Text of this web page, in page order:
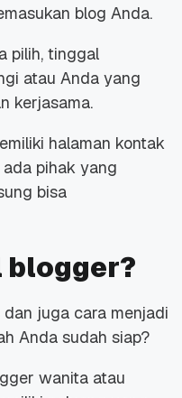
blog Anda.
pilih, tinggal
atau Anda yang
kerjasama.
halaman kontak
pihak yang
bisa
blogger?
juga cara menjadi
Anda sudah siap?
wanita atau